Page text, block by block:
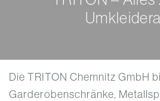
Die TRITON Chemnitz GmbH
Garderobenschränke,